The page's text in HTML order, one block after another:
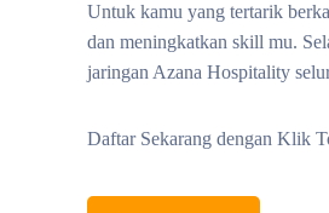
Untuk kamu yang tertarik
dan meningkatkan skill mu.
jaringan Azana Hospitality
Daftar Sekarang dengan Klik